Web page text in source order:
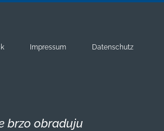
Impressum Datenschutz
brzo obraduju